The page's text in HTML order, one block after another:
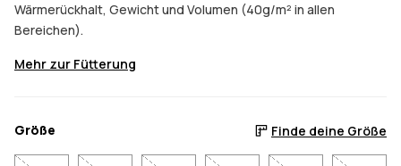
Wärmerückhalt, Gewicht und Volumen (40g/m² in allen
Bereichen).
Mehr zur Fütterung
Größe Finde deine Größe